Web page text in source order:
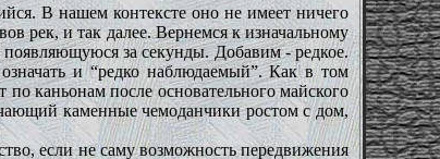
В нашем контексте оно не имеет ничего
рек, и так далее. Вернемся к изначальному
за секунды. Добавим - редкое.
и “редко наблюдаемый”. Как в том
каньонам после основательного майского
каменные чемоданчики ростом с дом,
если не саму возможность передвижения